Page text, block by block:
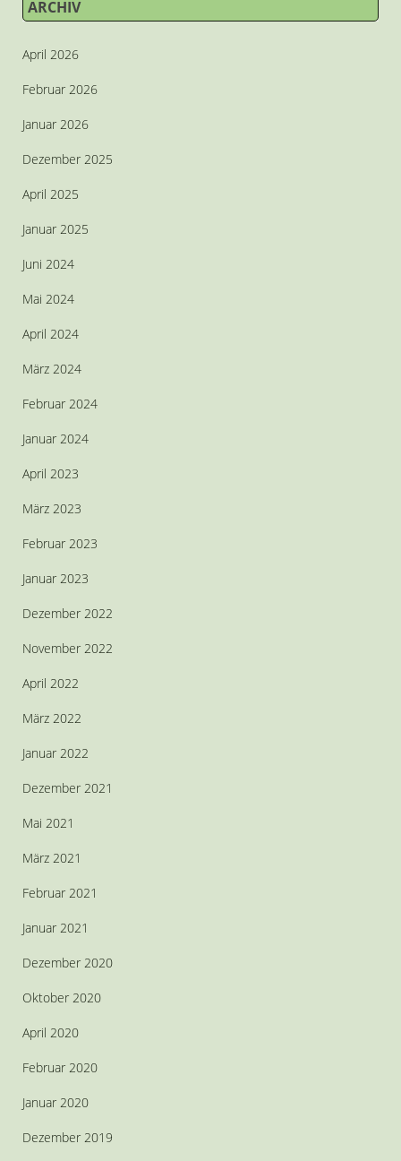
ARCHIV
April 2026
Februar 2026
Januar 2026
Dezember 2025
April 2025
Januar 2025
Juni 2024
Mai 2024
April 2024
März 2024
Februar 2024
Januar 2024
April 2023
März 2023
Februar 2023
Januar 2023
Dezember 2022
November 2022
April 2022
März 2022
Januar 2022
Dezember 2021
Mai 2021
März 2021
Februar 2021
Januar 2021
Dezember 2020
Oktober 2020
April 2020
Februar 2020
Januar 2020
Dezember 2019